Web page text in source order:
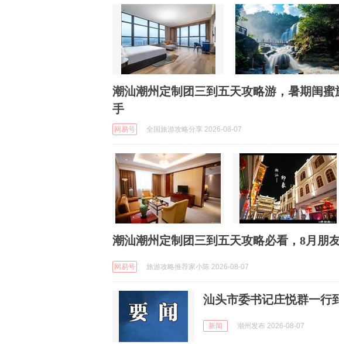
潮汕潮州定制团三到五天攻略游，暑期闺
手
网易号 全国旅游攻略分享 2026-08-07
潮汕潮州定制团三到五天攻略必看，8月朋
网易号 旅游攻略推荐家小陈 2026-08-07
汕头市委书记庄悦群一行
新闻 潮州发布 2026-08-07